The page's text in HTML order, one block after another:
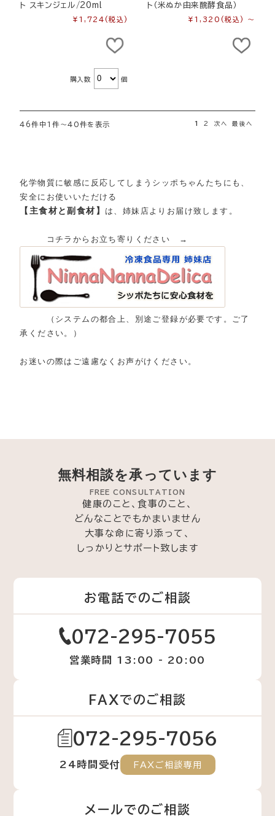
ト スキンジェル/20ml
¥1,724 (税込)
購入数 個
ト（米ぬか由来醗酵食品）
¥1,320 (税込) ～
46件中1件～40件を表示 1 2 次へ 最後へ
化学物質に敏感に反応してしまうシッポちゃんたちにも、
安全にお使いいただける
【主食材と副食材】 は、姉妹店よりお届け致します。
コチラからお立ち寄りください →
（システムの都合上、別途ご登録が必要です。ご了
承ください。）
お迷いの際はご遠慮なくお声がけください。
無料相談を承っています
FREE CONSULTATION
健康のこと、食事のこと、
どんなことでもかまいません
大事な命に寄り添って、
しっかりとサポート致します
お電話でのご相談
072-295-7055
営業時間 13:00 - 20:00
FAXでのご相談
072-295-7056
24時間受付 FAXご相談専用
メールでのご相談